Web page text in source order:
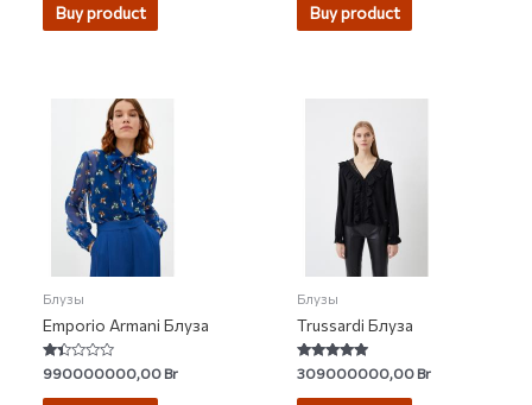
Buy product Buy product
Блузы
Emporio Armani Блуза
Rated
1.33
out
990000000,00Br
Блузы
Trussardi Блуза
Rated
5.00
out of 5
309000000,00Br